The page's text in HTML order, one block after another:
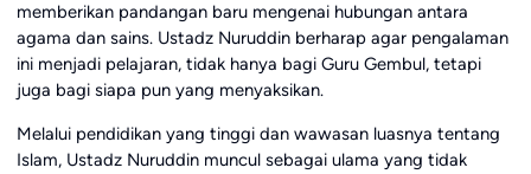
memberikan pandangan baru mengenai hubungan antara
agama dan sains. Ustadz Nuruddin berharap agar pengalaman
ini menjadi pelajaran, tidak hanya bagi Guru Gembul, tetapi
juga bagi siapa pun yang menyaksikan.
Melalui pendidikan yang tinggi dan wawasan luasnya tentang
Islam, Ustadz Nuruddin muncul sebagai ulama yang tidak